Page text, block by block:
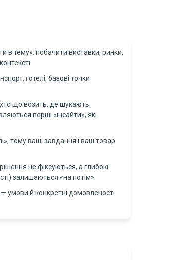
в тему»: побачити виставки, ринки,
готелі, базові точки
що возить, де шукають
перші «інсайти», які
тому ваші завдання і ваш товар
не фіксуються, а глибокі
залишаються «на потім».
умови й конкретні домовленості